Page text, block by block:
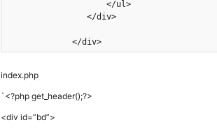
                    </ul>
                </div>
             </div>
index.php
`<?php get_header();?>
<div id=”bd”>